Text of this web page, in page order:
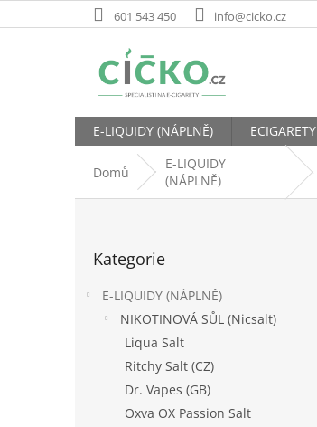
na
601 543 450 info@cicko.cz
E-LIQUIDY (NÁPLNĚ) ECIGARETY
Domů
E-LIQUIDY
(NÁPLNĚ)
kategorie
Kategorie
E-LIQUIDY (NÁPLNĚ)
NIKOTINOVÁ SŮL (Nicsalt)
Liqua Salt
Ritchy Salt (CZ)
Dr. Vapes (GB)
Oxva OX Passion Salt